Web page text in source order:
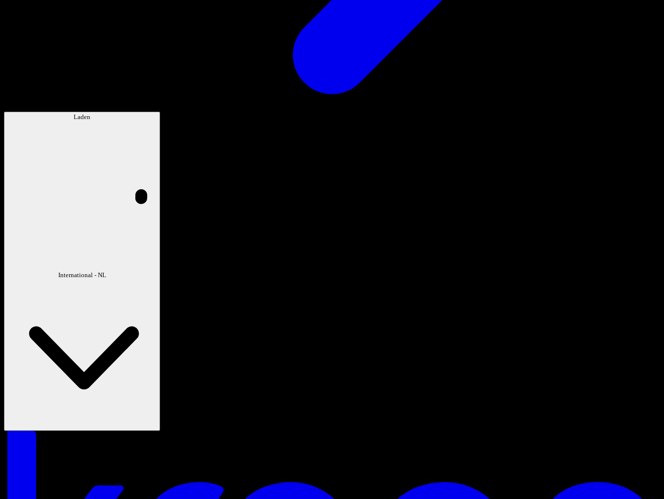
Laden
International - NL